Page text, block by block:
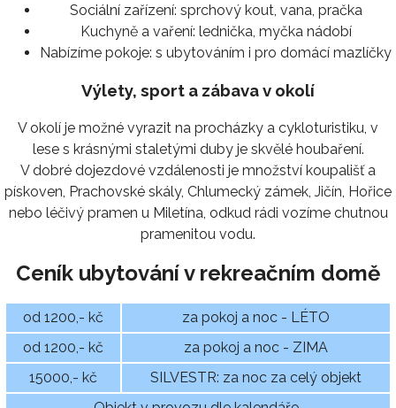
Sociální zařízení: sprchový kout, vana, pračka
Kuchyně a vaření: lednička, myčka nádobí
Nabízíme pokoje: s ubytováním i pro domácí mazlíčky
Výlety, sport a zábava v okolí
V okolí je možné vyrazit na procházky a cykloturistiku, v
lese s krásnými staletými duby je skvělé houbaření.
V dobré dojezdové vzdálenosti je množství koupališť a
pískoven, Prachovské skály, Chlumecký zámek, Jičín, Hořice
nebo léčivý pramen u Miletína, odkud rádi vozíme chutnou
pramenitou vodu.
Ceník ubytování v rekreačním domě
od 1200,- kč
za pokoj a noc - LÉTO
od 1200,- kč
za pokoj a noc - ZIMA
15000,- kč
SILVESTR: za noc za celý objekt